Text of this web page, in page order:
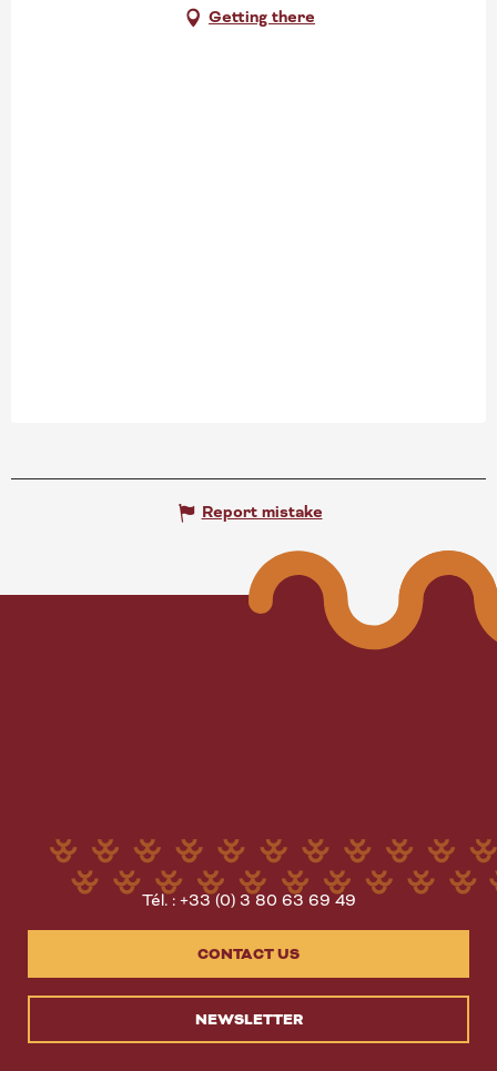
Getting there
Report mistake
Tél. : +33 (0) 3 80 63 69 49
CONTACT US
NEWSLETTER